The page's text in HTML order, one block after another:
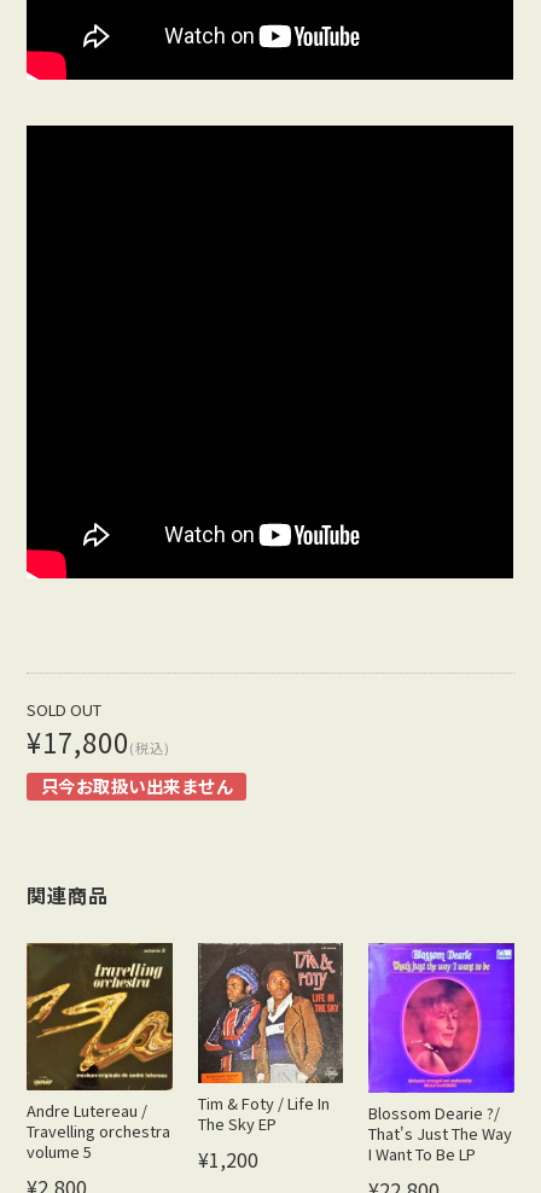
SOLD OUT
¥17,800(税込)
只今お取扱い出来ません
関連商品
Andre Lutereau /
Travelling orchestra
volume 5
¥2,800
Tim & Foty / Life In
The Sky EP
¥1,200
Blossom Dearie ?/
That's Just The Way
I Want To Be LP